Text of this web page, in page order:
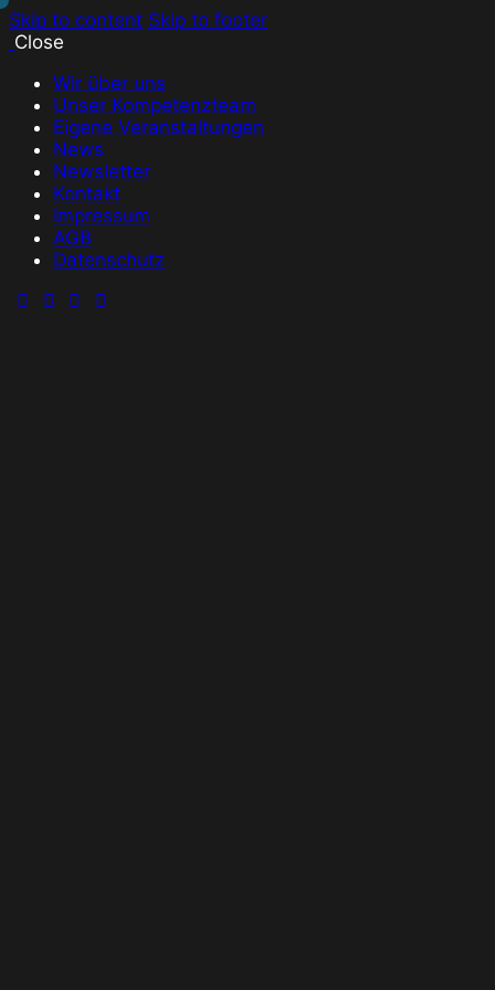
Skip to content Skip to footer
Close
Wir über uns
Unser Kompetenzteam
Eigene Veranstaltungen
News
Newsletter
Kontakt
Impressum
AGB
Datenschutz